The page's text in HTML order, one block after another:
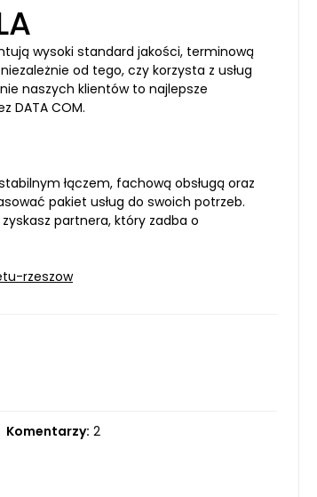
wysoki standard jakości, terminową
od tego, czy korzysta z usług
naszych klientów to najlepsze
DATA COM.
łączem, fachową obsługą oraz
pakiet usług do swoich potrzeb.
partnera, który zadba o
rzeszow
Komentarzy: 2